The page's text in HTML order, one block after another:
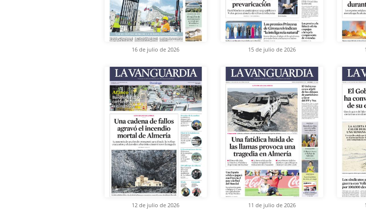
16 de julio de 2026 15 de julio de 2026
12 de julio de 2026 11 de julio de 2026